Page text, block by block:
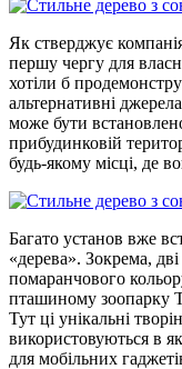
Як стверджує
першу чергу для
хотіли б
альтернативні
може бути
прибудинковій
будь-якому місці, де
Багато установ вже
«дерева». Зокрема,
помаранчового
пташиному зоопарку
Тут ці унікальні
використовуються в
для мобільних